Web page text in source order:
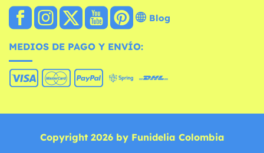
Blog
MEDIOS DE PAGO Y ENVÍO:
Copyright 2026 by Funidelia Colombia